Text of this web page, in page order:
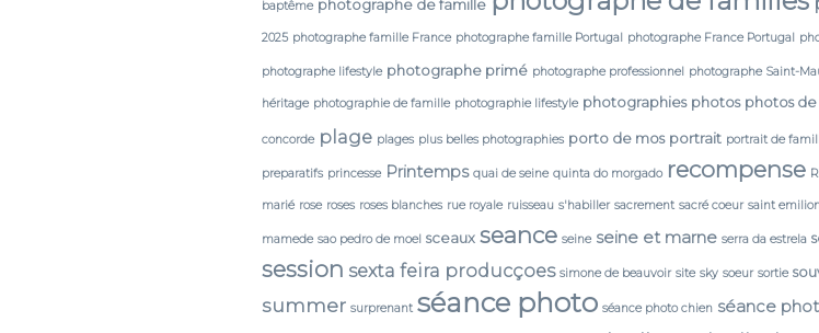
baptême photographe de famille
2025 photographe famille France photographe famille Portugal photographe France Portugal
photographe lifestyle photographe primé photographe professionnel photographe Saint-
héritage photographie de famille photographie lifestyle photographies photos photos
concorde plage plages plus belles photographies porto de mos portrait portrait de
preparatifs princesse Printemps quai de seine quinta do morgado recompense
marié rose roses roses blanches rue royale ruisseau s'habiller sacrement sacré coeur saint
mamede sao pedro de moel sceaux seance seine seine et marne serra da estrela
session sexta feira producçoes simone de beauvoir site sky soeur sortie
summer surprenant séance photo séance photo chien séance